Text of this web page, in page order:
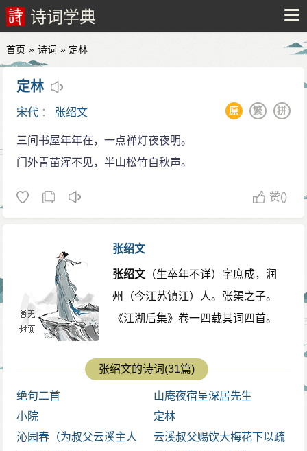
诗词学典
首页 » 诗词 » 定林
定林
宋代 ： 张绍文 拼
繁
原
三间书屋年年在，一点禅灯夜夜明。
门外青苗浑不见，半山松竹自秋声。
赞()
张绍文
张绍文 （生卒年不详）字庶成，润
州（今江苏镇江）人。张榘之子。
《江湖后集》卷一四载其词四首。
张绍文的诗词(31篇)
绝句二首
山庵夜宿呈深居先生
小院
定林
沁园春（为叔父云溪主人
云溪叔父赐饮大梅花下以疏